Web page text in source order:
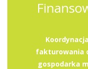
fakturowania
gospodarka